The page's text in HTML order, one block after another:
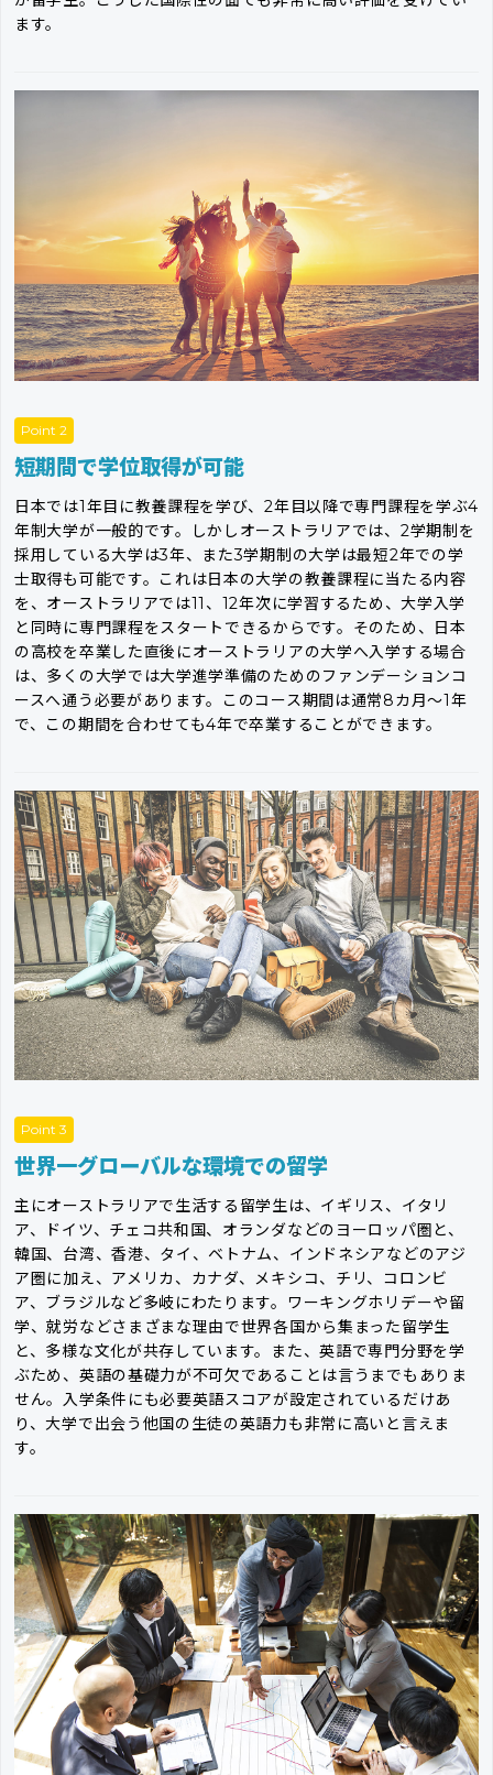
ます。
Point 2
短期間で学位取得が可能
日本では1年目に教養課程を学び、2年目以降で専門課程を学ぶ4
年制大学が一般的です。しかしオーストラリアでは、2学期制を
採用している大学は3年、また3学期制の大学は最短2年での学
士取得も可能です。これは日本の大学の教養課程に当たる内容
を、オーストラリアでは11、12年次に学習するため、大学入学
と同時に専門課程をスタートできるからです。そのため、日本
の高校を卒業した直後にオーストラリアの大学へ入学する場合
は、多くの大学では大学進学準備のためのファンデーションコ
ースへ通う必要があります。このコース期間は通常8カ月〜1年
で、この期間を合わせても4年で卒業することができます。
Point 3
世界一グローバルな環境での留学
主にオーストラリアで生活する留学生は、イギリス、イタリ
ア、ドイツ、チェコ共和国、オランダなどのヨーロッパ圏と、
韓国、台湾、香港、タイ、ベトナム、インドネシアなどのアジ
ア圏に加え、アメリカ、カナダ、メキシコ、チリ、コロンビ
ア、ブラジルなど多岐にわたります。ワーキングホリデーや留
学、就労などさまざまな理由で世界各国から集まった留学生
と、多様な文化が共存しています。また、英語で専門分野を学
ぶため、英語の基礎力が不可欠であることは言うまでもありま
せん。入学条件にも必要英語スコアが設定されているだけあ
り、大学で出会う他国の生徒の英語力も非常に高いと言えま
す。